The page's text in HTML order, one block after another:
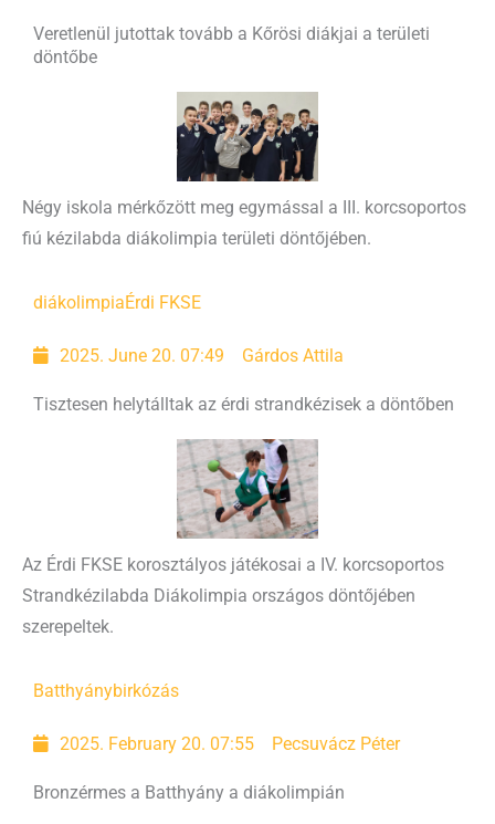
Veretlenül jutottak tovább a Kőrösi diákjai a területi
döntőbe
Négy iskola mérkőzött meg egymással a III. korcsoportos
fiú kézilabda diákolimpia területi döntőjében.
diákolimpiaÉrdi FKSE
2025. June 20. 07:49 Gárdos Attila
Tisztesen helytálltak az érdi strandkézisek a döntőben
Az Érdi FKSE korosztályos játékosai a IV. korcsoportos
Strandkézilabda Diákolimpia országos döntőjében
szerepeltek.
Batthyánybirkózás
2025. February 20. 07:55 Pecsuvácz Péter
Bronzérmes a Batthyány a diákolimpián